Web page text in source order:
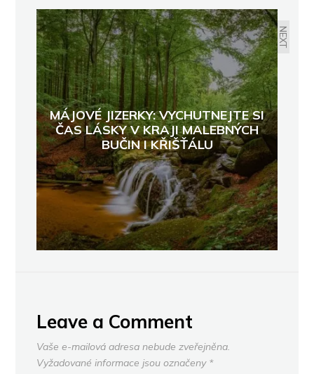
ESTETICKÝM PROBLÉMEM.
OVLIVŇUJE CHŮZI I CELÉ TĚLO
NEXT
MÁJOVÉ JIZERKY: VYCHUTNEJTE SI
ČAS LÁSKY V KRAJI MALEBNÝCH
BUČIN I KŘIŠŤÁLU
Leave a Comment
Vaše e-mailová adresa nebude zveřejněna.
Vyžadované informace jsou označeny *